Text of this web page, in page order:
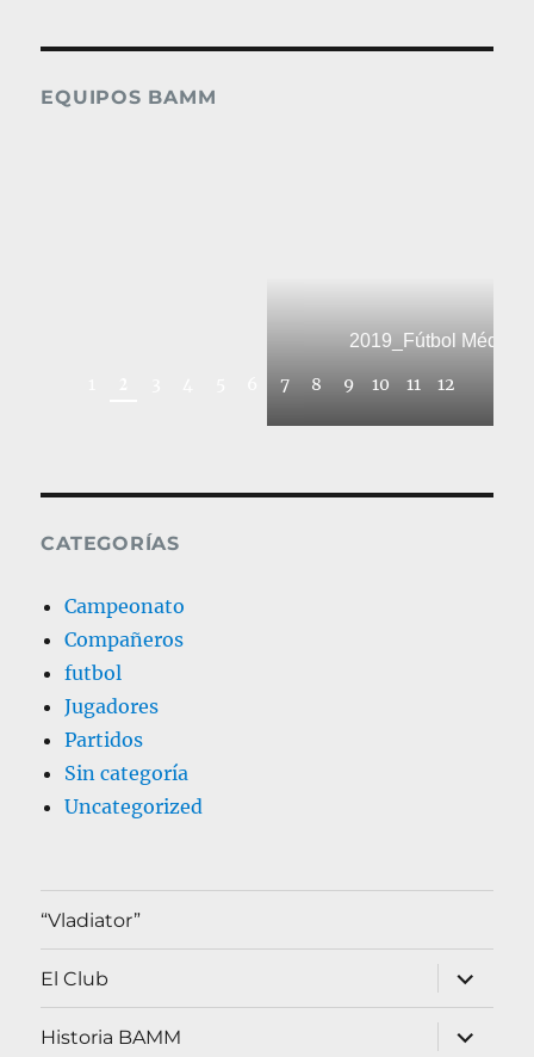
EQUIPOS BAMM
2019_Fútbol
7 8 9 10 11 12
CATEGORÍAS
Campeonato
Compañeros
futbol
Jugadores
Partidos
Sin categoría
Uncategorized
“Vladiator”
El Club
expande
el
menú
inferior
Historia BAMM
expande
el